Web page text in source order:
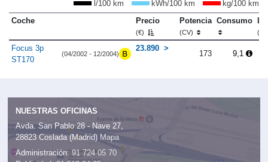
l/100 km kWh/100 km
kg/100 km
Coche
Precio
(€)
Potencia
(CV)
Consumo
Focus 3p
ST170
(04/2002 - 12/2004)
23.890
173 9,1
NUESTRAS OFICINAS
Avda. San Pablo 28 - Nave 27,
28823 Coslada (Madrid) Mapa
Administración: 91 724 05 70